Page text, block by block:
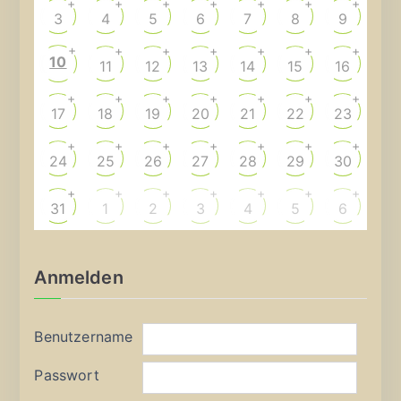
3
+
4
+
5
+
6
+
7
+
8
+
9
+
10
+
11
+
12
+
13
+
14
+
15
+
16
+
17
+
18
+
19
+
20
+
21
+
22
+
23
+
24
+
25
+
26
+
27
+
28
+
29
+
30
+
31
+
1
+
2
+
3
+
4
+
5
+
6
+
Anmelden
Benutzername
Passwort